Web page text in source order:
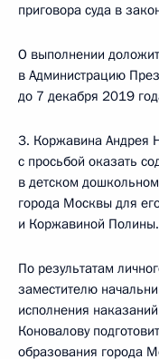
приговора суда в
О выполнении
в Администрацию
до 7 декабря 2019
3. Коржавина Андрея
с просьбой оказать
в детском
города Москвы для
и Коржавиной Полины.
По результатам
заместителю
исполнения
Коновалову
образования города